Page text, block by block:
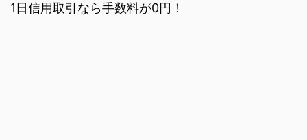
1日信用取引なら手数料が0円！